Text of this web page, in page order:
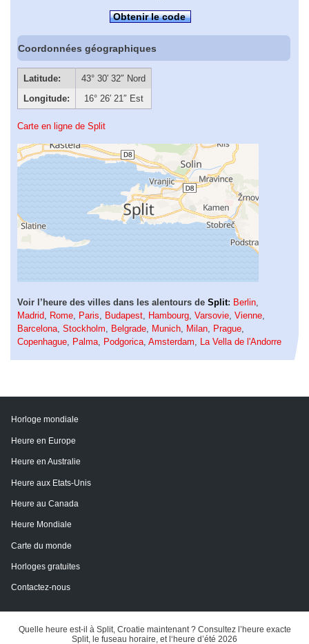
Obtenir le code
Coordonnées géographiques
Latitude:
43° 30′ 32″ Nord
Longitude:
16° 26′ 21″ Est
Carte en ligne de Split
Voir l’heure des villes dans les alentours de Split: Berlin
Madrid
Rome Paris Budapest Hambourg Varsovie Vienne
Barcelona Stockholm Belgrade Munich Milan Prague
Copenhague
Palma Podgorica Amsterdam La Vella de l'Andorre
Horloge mondiale
Heure en Europe
Heure en Australie
Heure aux Etats-Unis
Heure au Canada
Heure Mondiale
Carte du monde
Horloges gratuites
Contactez-nous
Quelle heure est-il à Split, Croatie maintenant ? Consultez l’heure exacte
Split, le fuseau horaire, et l‘heure d’été 2026